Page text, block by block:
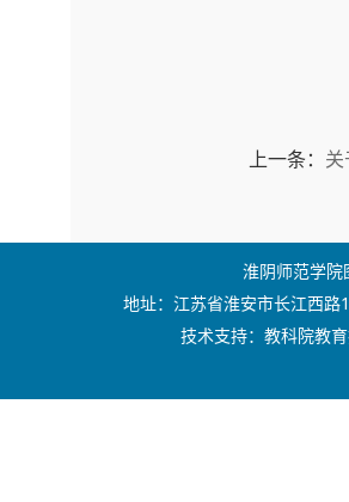
上一条：
淮阴师范学
地址：江苏省淮安市长江西
技术支持：教科院教